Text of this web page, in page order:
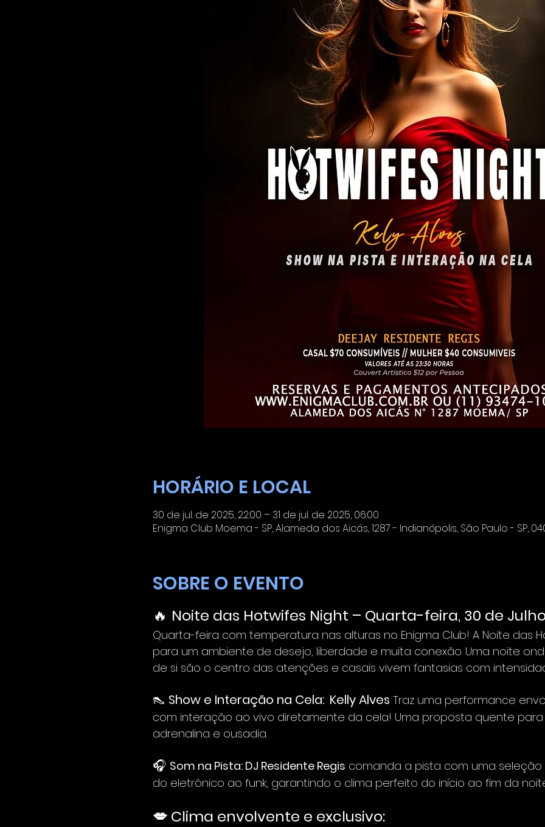
HORÁRIO E LOCAL
30 de jul. de 2025, 22:00 – 31 de jul. de 2025, 06:00
Enigma Club Moema - SP, Alameda dos Aicás, 1287 - Indianópolis, São Paulo - SP,
SOBRE O EVENTO
🔥 Noite das Hotwifes Night – Quarta-feira, 30 de
Quarta-feira com temperatura nas alturas no Enigma Club! A Noite das
para um ambiente de desejo, liberdade e muita conexão. Uma noite
de si são o centro das atenções e casais vivem fantasias com
👠 Show e Interação na Cela: Kelly Alves Traz uma performance
com interação ao vivo diretamente da cela! Uma proposta quente
adrenalina e ousadia.
🎧 Som na Pista: DJ Residente Regis comanda a pista com uma
do eletrônico ao funk, garantindo o clima perfeito do início ao fim da
💋 Clima envolvente e exclusivo: